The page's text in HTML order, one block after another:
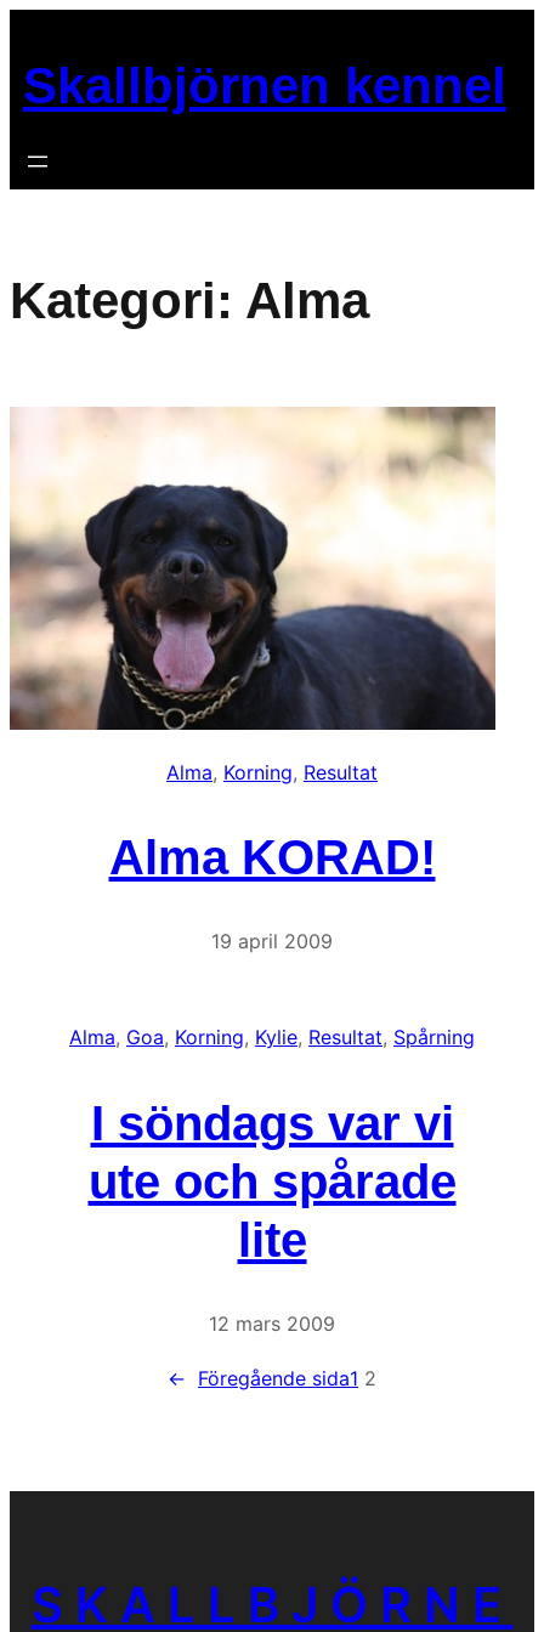
innehåll
Skallbjörnen kennel
Kategori: Alma
Alma, Korning, Resultat
Alma KORAD!
19 april 2009
Alma, Goa, Korning, Kylie, Resultat, Spårning
I söndags var vi
ute och spårade
lite
12 mars 2009
← Föregående sida1 2
SKALLBJÖRNE